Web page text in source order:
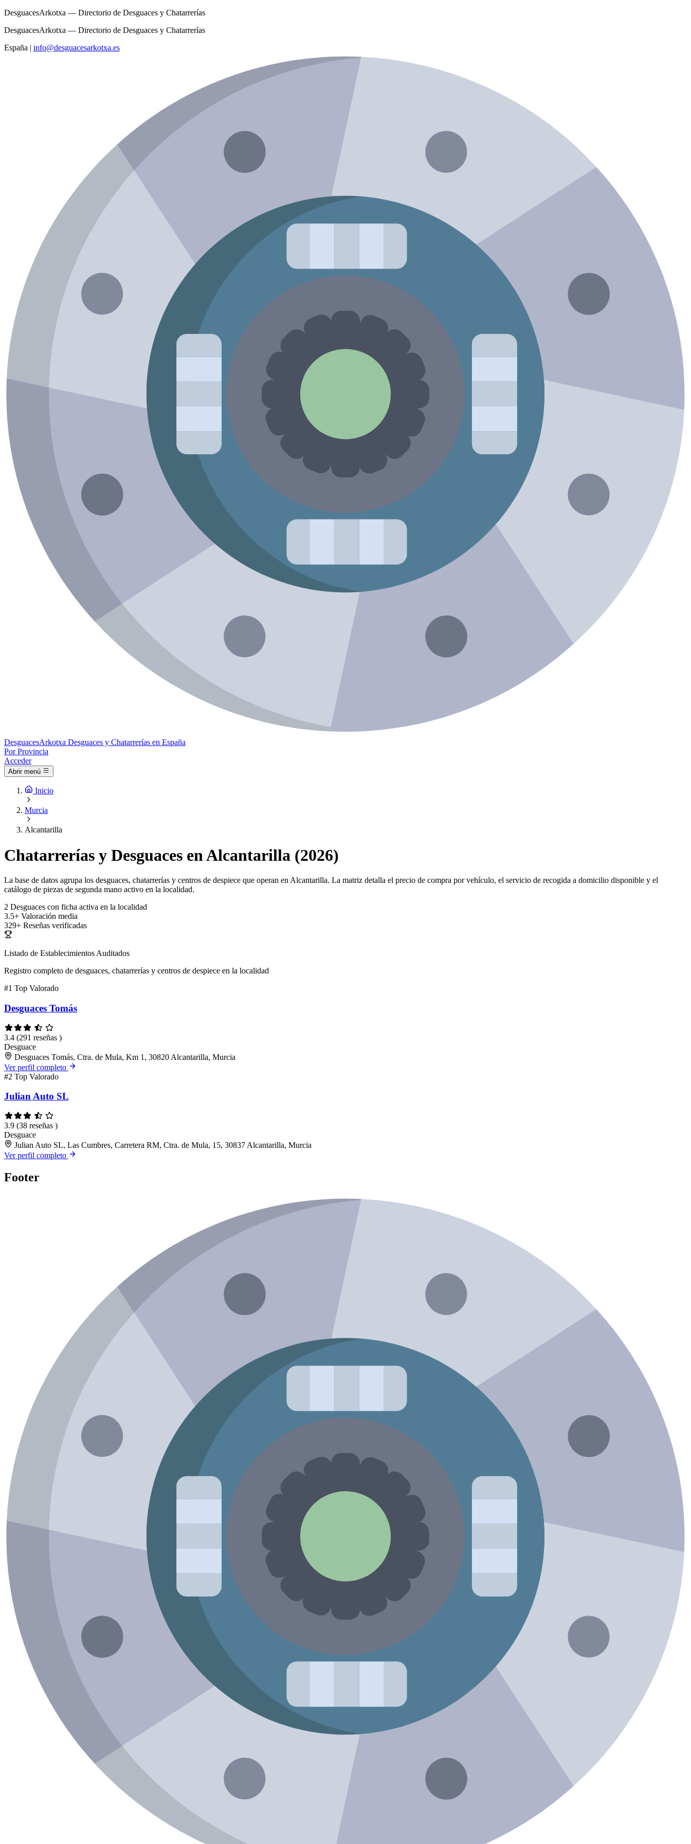
DesguacesArkotxa — Directorio de Desguaces y Chatarrerías
DesguacesArkotxa — Directorio de Desguaces y Chatarrerías
España | info@desguacesarkotxa.es
DesguacesArkotxa Desguaces y Chatarrerías en España
Por Provincia
Acceder
Abrir menú
Inicio
Murcia
Alcantarilla
Chatarrerías y Desguaces en Alcantarilla (2026)
La base de datos agrupa los desguaces, chatarrerías y centros de despiece que operan en Alcantarilla. La matriz detalla el precio de compra por vehículo, el servicio de recogida a domicilio disponible y el
catálogo de piezas de segunda mano activo en la localidad.
2 Desguaces con ficha activa en la localidad
3.5+ Valoración media
329+ Reseñas verificadas
Listado de Establecimientos Auditados
Registro completo de desguaces, chatarrerías y centros de despiece en la localidad
#1 Top Valorado
Desguaces Tomás
3.4 (291 reseñas )
Desguace
Desguaces Tomás, Ctra. de Mula, Km 1, 30820 Alcantarilla, Murcia
Ver perfil completo
#2 Top Valorado
Julian Auto SL
3.9 (38 reseñas )
Desguace
Julian Auto SL, Las Cumbres, Carretera RM, Ctra. de Mula, 15, 30837 Alcantarilla, Murcia
Ver perfil completo
Footer